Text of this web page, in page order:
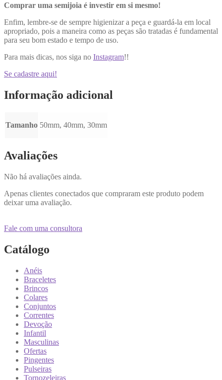
Comprar uma semijoia é investir em si mesmo!
Enfim, lembre-se de sempre higienizar a peça e guardá-la em local
apropriado, pois a maneira como as peças são tratadas é fundamental
para seu bom estado e tempo de uso.
Para mais dicas, nos siga no Instagram!!
Se cadastre aqui!
Informação adicional
Tamanho 50mm, 40mm, 30mm
Avaliações
Não há avaliações ainda.
Apenas clientes conectados que compraram este produto podem
deixar uma avaliação.
Fale com uma consultora
Catálogo
Anéis
Braceletes
Brincos
Colares
Conjuntos
Correntes
Devoção
Infantil
Masculinas
Ofertas
Pingentes
Pulseiras
Tornozeleiras